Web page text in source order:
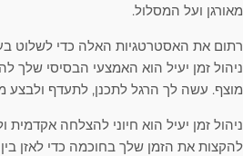
מאורגן ועל המסלול.
רתום את האסטרטגיות האלה כדי לשלוט
ניהול זמן יעיל הוא האמצעי הבסיסי שלך
מוצף. עשה לך הרגל לתכנן, לתעדף ולבצע
ניהול זמן יעיל הוא חיוני להצלחה אקדמית
להקצות את הזמן שלך בחוכמה כדי לאזן בין